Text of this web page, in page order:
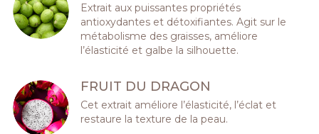
Extrait aux puissantes propriétés
antioxydantes et détoxifiantes. Agit sur le
métabolisme des graisses, améliore
l’élasticité et galbe la silhouette.
FRUIT DU DRAGON
Cet extrait améliore l’élasticité, l’éclat et
restaure la texture de la peau.